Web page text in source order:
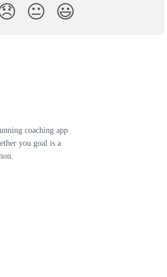
😐 😃
coaching app
you goal is a